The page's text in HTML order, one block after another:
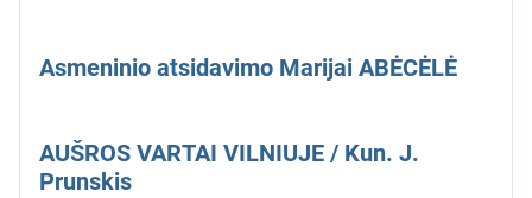
Asmeninio atsidavimo Marijai ABĖCĖLĖ
AUŠROS VARTAI VILNIUJE / Kun. J.
Prunskis